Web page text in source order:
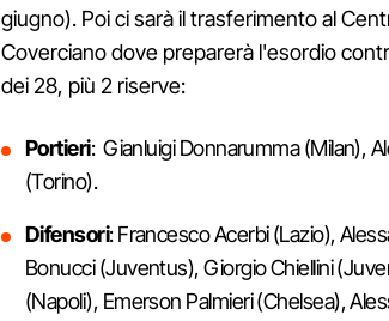
giugno). Poi ci sarà il trasferimento al
Coverciano dove preparerà l'esordio
dei 28, più 2 riserve:
Portieri: Gianluigi Donnarumma (Milan),
(Torino).
Difensori: Francesco Acerbi (Lazio),
Bonucci (Juventus), Giorgio Chiellini
(Napoli), Emerson Palmieri (Chelsea),